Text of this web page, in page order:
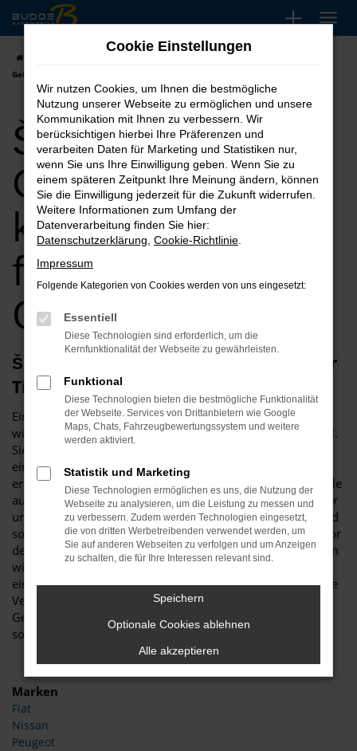
Zum
Hauptinhalt
springen
Škoda Kodiaq
Gebrauchtwagen kaufen, leasen, finanzieren für Oldenburg
Škoda Kodiaq
Gebrauchtwagen
kaufen, leasen,
finanzieren für
Oldenburg
Škoda Kodiaq Gebrauchtwagen – unser
Tipp für Oldenburg
Ein Škoda Kodiaq Gebrauchtwagen ist vor allem aus
wirtschaftlichen Erwägungen heraus eine erstklassige Wahl.
Sie sparen schlichtweg eine Menge Geld, wenn Sie sich für
ein gebrauchtes Modell entscheiden und sind trotzdem
erstklassig in Oldenburg unterwegs. Was Budde Automobile
auszeichnet, ist unsere Meisterwerkstatt. Wir verfügen über
umfassende Kapazitäten und diverse Hebebühnen und sind
somit in der Lage, jeden Škoda Kodiaq Gebrauchtwagen vor
dem Verkauf nach Oldenburg genau zu überprüfen. Warum
wir das tun? Ganz einfach, um Ihnen einen rundum
einwandfreien Wagen „servieren“ zu können, was selbst die
Verschleißteile einschließt. Ein Škoda Kodiaq
Gebrauchtwagen muss keineswegs ein Kompromiss sein,
sondern ist ein erstklassiges Fahrzeug in Topzustand.
Marken
Fiat
Nissan
Peugeot
Cookie Einstellungen
Wir nutzen Cookies, um Ihnen die bestmögliche
Nutzung unserer Webseite zu ermöglichen und unsere
Kommunikation mit Ihnen zu verbessern. Wir
berücksichtigen hierbei Ihre Präferenzen und
verarbeiten Daten für Marketing und Statistiken nur,
wenn Sie uns Ihre Einwilligung geben. Wenn Sie zu
einem späteren Zeitpunkt Ihre Meinung ändern, können
Sie die Einwilligung jederzeit für die Zukunft widerrufen.
Weitere Informationen zum Umfang der
Datenverarbeitung finden Sie hier:
Datenschutzerklärung Cookie-Richtlinie
Impressum
Folgende Kategorien von Cookies werden von uns eingesetzt:
Essentiell
Diese Technologien sind erforderlich, um die
Kernfunktionalität der Webseite zu gewährleisten.
Funktional
Diese Technologien bieten die bestmögliche Funktionalität
der Webseite. Services von Drittanbietern wie Google
Maps, Chats, Fahrzeugbewertungssystem und weitere
werden aktiviert.
Statistik und Marketing
Diese Technologien ermöglichen es uns, die Nutzung der
Webseite zu analysieren, um die Leistung zu messen und
zu verbessern. Zudem werden Technologien eingesetzt,
die von dritten Werbetreibenden verwendet werden, um
Sie auf anderen Webseiten zu verfolgen und um Anzeigen
zu schalten, die für Ihre Interessen relevant sind.
Speichern
Optionale Cookies ablehnen
Alle akzeptieren